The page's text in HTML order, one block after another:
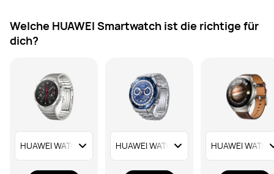
Welche HUAWEI Smartwatch ist die richtige für
dich?